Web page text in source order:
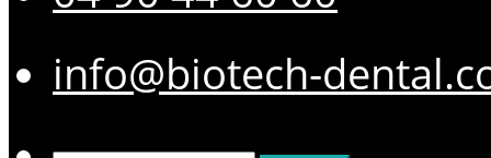
info@biotech-